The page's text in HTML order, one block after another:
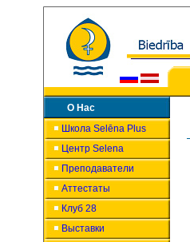
О Нас
Школа Selēna Plus
Центр Selena
Преподаватели
Аттестаты
Клуб 28
Выставки